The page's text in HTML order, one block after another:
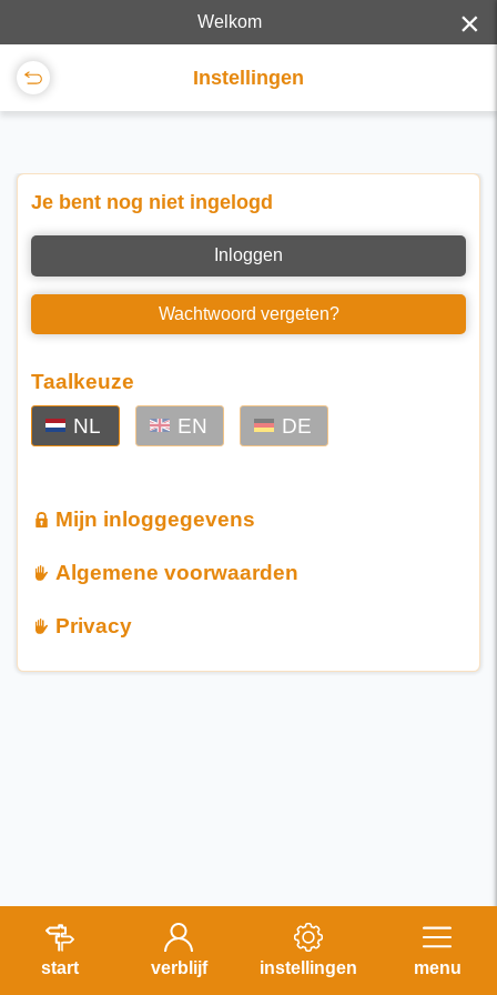
Welkom ×
Instellingen
Je bent nog niet ingelogd
Inloggen
Wachtwoord vergeten?
Taalkeuze
NL
EN DE
Mijn inloggegevens
Algemene voorwaarden
Privacy
start verblijf instellingen menu